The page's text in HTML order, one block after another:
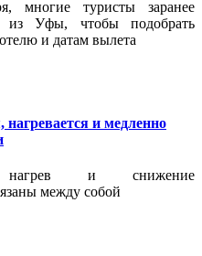
многие туристы заранее
Уфы, чтобы подобрать
и датам вылета
и медленно
нагрев и снижение
между собой